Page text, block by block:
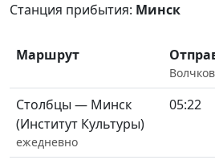
Станция прибытия: Минск
Маршрут
Столбцы — Минск
(Институт Культуры)
ежедневно
05:22